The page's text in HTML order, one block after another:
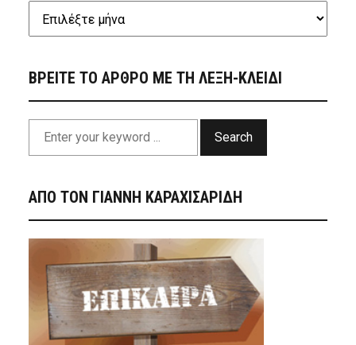
ΒΡΕΙΤΕ ΤΟ ΑΡΘΡΟ ΜΕ ΤΗ ΛΕΞΗ-ΚΛΕΙΔΙ
Search
ΑΠΟ ΤΟΝ ΓΙΑΝΝΗ ΚΑΡΑΧΙΣΑΡΙΔΗ